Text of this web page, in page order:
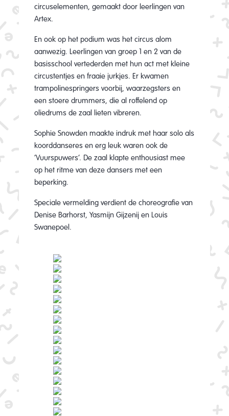
circuselementen, gemaakt door leerlingen van
Artex.
En ook op het podium was het circus alom
aanwezig. Leerlingen van groep 1 en 2 van de
basisschool vertederden met hun act met kleine
circustentjes en fraaie jurkjes. Er kwamen
trampolinespringers voorbij, waarzegsters en
een stoere drummers, die al roffelend op
oliedrums de zaal lieten vibreren.
Sophie Snowden maakte indruk met haar solo als
koorddanseres en erg leuk waren ook de
‘Vuurspuwers’. De zaal klapte enthousiast mee
op het ritme van deze dansers met een
beperking.
Speciale vermelding verdient de choreografie van
Denise Barhorst, Yasmijn Gijzenij en Louis
Swanepoel.